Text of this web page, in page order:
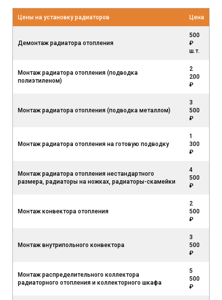
Цены на установку радиаторов Цена
Демонтаж радиатора отопления
500
₽
ш.т.
Монтаж радиатора отопления (подводка
полиэтиленом)
2
200
₽
Монтаж радиатора отопления (подводка металлом)
3
500
₽
Монтаж радиатора отопления на готовую подводку
1
300
₽
Монтаж радиатора отопления нестандартного
размера, радиаторы на ножках, радиаторы-скамейки
4
500
₽
Монтаж конвектора отопления
2
500
₽
Монтаж внутрипольного конвектора
3
500
₽
Монтаж распределительного коллектора
радиаторного отопления и коллекторного шкафа
5
500
₽